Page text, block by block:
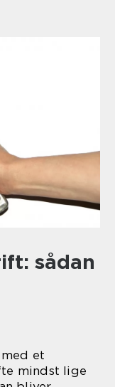
sådan
et
mindst lige